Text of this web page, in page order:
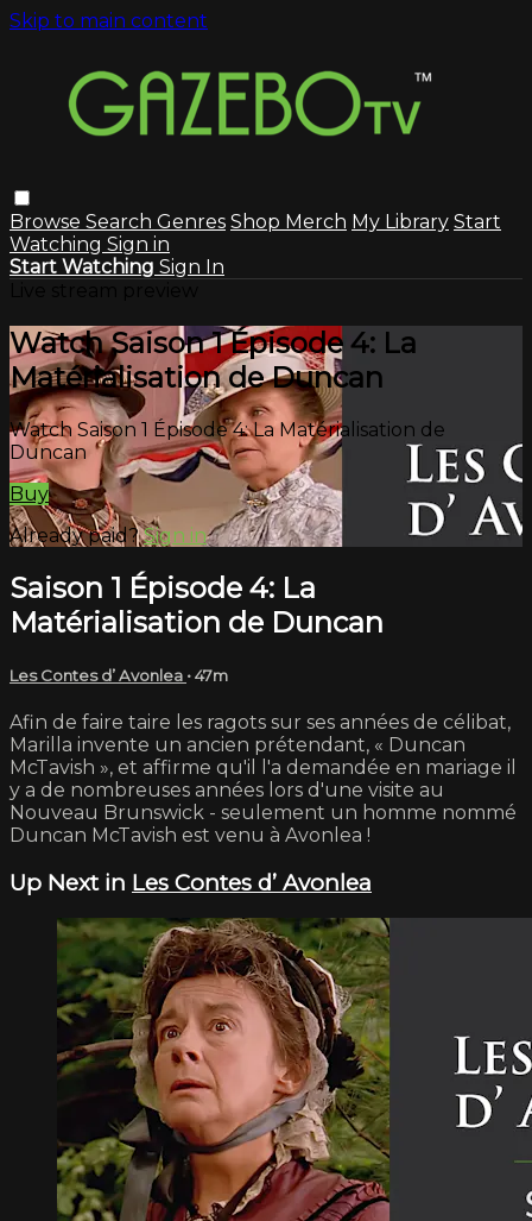
Skip to main content
Browse Search Genres Shop Merch My Library Start
Watching Sign in
Start Watching Sign In
Watch Saison 1 Épisode 4: La
Matérialisation de Duncan
Watch Saison 1 Épisode 4: La Matérialisation de
Duncan
Buy
Already paid?Sign in
Saison 1 Épisode 4: La
Matérialisation de Duncan
Les Contes d’ Avonlea • 47m
Afin de faire taire les ragots sur ses années de célibat,
Marilla invente un ancien prétendant, « Duncan
McTavish », et affirme qu'il l'a demandée en mariage il
y a de nombreuses années lors d'une visite au
Nouveau Brunswick - seulement un homme nommé
Duncan McTavish est venu à Avonlea !
Up Next in Les Contes d’ Avonlea